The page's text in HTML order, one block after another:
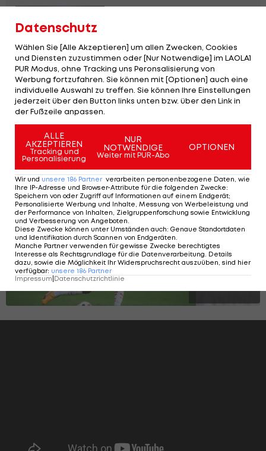
International
Arnautovic nach
Serbien? Topklub
Serie A
Die 20 teuersten Sommer-Transfers 2024
SLIDESHOW
STARTEN
Datenschutz
Wählen Sie [Alle Akzeptieren] um allen Zwecken, Cookies
und Diensten zuzustimmen oder [Nur Notwendige] im LAOLA1
PUR Modus, ohne Tracking uns Peronsalisierung von
Werbung fortzufahren. Sie können mit [Optionen] auch eine
individuelle Auswahl zu treffen. Sie können Ihre Einstellungen
jederzeit über den Button links unten bzw. über den Link in
der Fußzeile anpassen.
ALLE
AKZEPTIEREN
Tracking und
Personalisierung
NUR
NOTWENDIGE
Weiter mit PUR-Abo
OPTIONEN
Wir und unsere 186 Partner verarbeiten personenbezogene Daten, wie
Ihre IP-Adresse und Browser-Attribute für die folgenden Zwecke:
Speichern von oder Zugriff auf Informationen auf einem Endgerät;
Personalisierte Werbung und Inhalte, Messung von Werbeleistung und
der Performance von Inhalten, Zielgruppenforschung sowie Entwicklung
und Verbesserung von Angeboten
Diese Zwecke können unter Umständen auch: Genaue Standortdaten
und Identifikation durch Scannen von Endgeräten
Manche Partner verwenden für gewisse Zwecke berechtigtes
Interesse als Rechtsgrundlage für die Datenverarbeitung. Details
dazu, sowie die Möglichkeit Ihr Widerspruchsrecht auszuüben, sind hier
verfügbar: unsere 186 Partner
Impressum|Datenschutzrichtlinie